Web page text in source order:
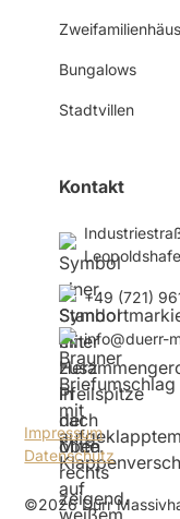
Bungalows
Stadtvillen
Kontakt
+49 (721)
info@duerr-
©2026 Dürr
Impressum
Datenschutz